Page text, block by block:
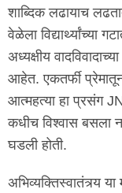
शाब्दिक लढायाच
वेळेला विद्यार्थ्यांच्या
अध्यक्षीय
आहेत. एकतर्फी
आत्महत्या हा प्रसंग
कधीच विश्वास बसला
घडली होती.
अभिव्यक्तिस्वातंत्र्य